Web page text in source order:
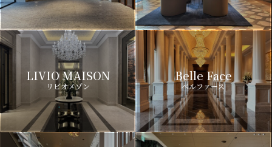
LIVIO MAISON
リビオメゾン
Belle Face
ベルファース